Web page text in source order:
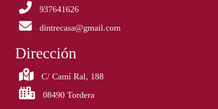
937641626
dintrecasa@gmail.com
Dirección
C/ Camí Ral, 188
08490 Tordera